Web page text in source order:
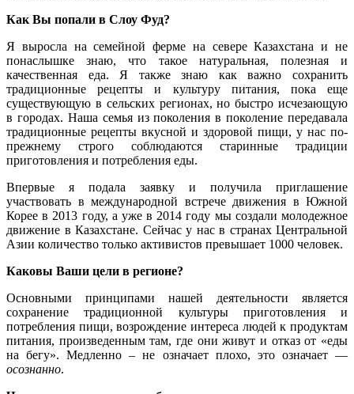
Как Вы попали в Слоу Фуд?
Я выросла на семейной ферме на севере Казахстана и не
понаслышке знаю, что такое натуральная, полезная и
качественная еда. Я также знаю как важно сохранить
традиционные рецепты и культуру питания, пока еще
существующую в сельских регионах, но быстро исчезающую
в городах. Наша семья из поколения в поколение передавала
традиционные рецепты вкусной и здоровой пищи, у нас по-
прежнему строго соблюдаются старинные традиции
приготовления и потребления еды.
Впервые я подала заявку и получила приглашение
участвовать в международной встрече движения в Южной
Корее в 2013 году, а уже в 2014 году мы создали молодежное
движение в Казахстане. Сейчас у нас в странах Центральной
Азии количество только активистов превышает 1000 человек.
Каковы Ваши цели в регионе?
Основными принципами нашей деятельности является
сохранение традиционной культуры приготовления и
потребления пищи, возрождение интереса людей к продуктам
питания, произведенным там, где они живут и отказ от «еды
на бегу». Медленно – не означает плохо, это означает —
осознанно.